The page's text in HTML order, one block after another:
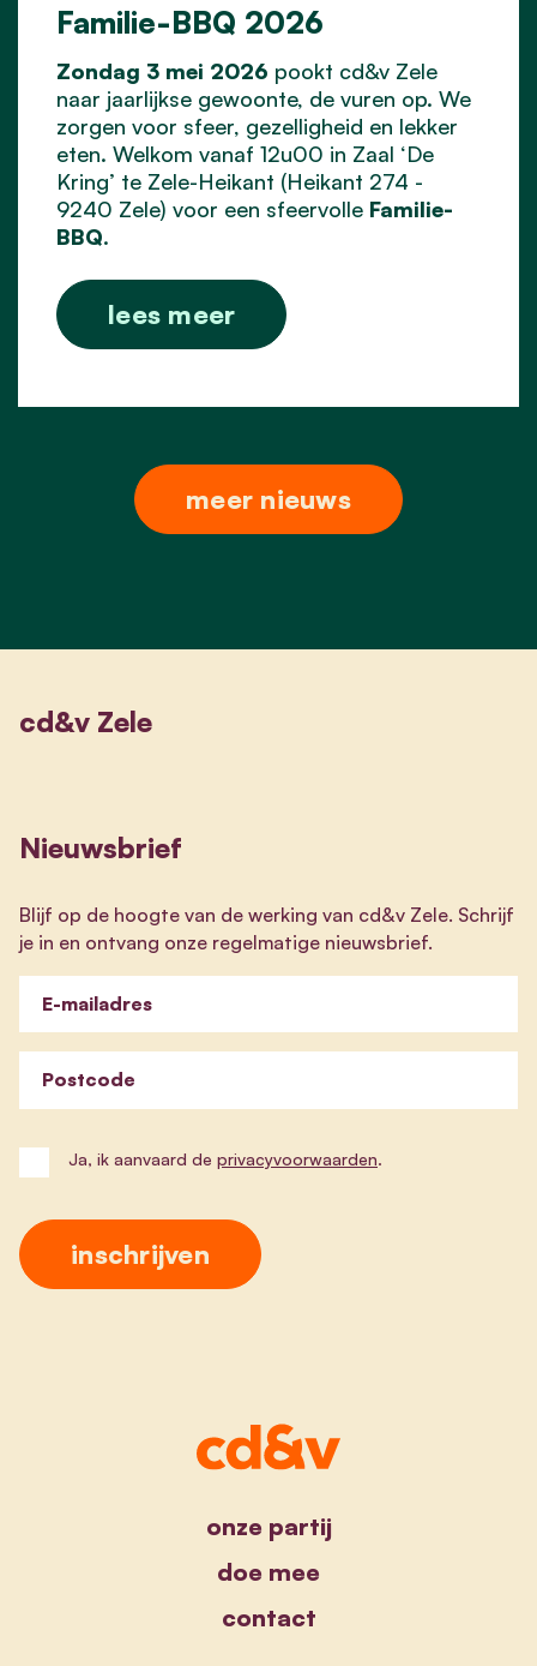
Familie-BBQ 2026
Zondag 3 mei 2026 pookt cd&v Zele
naar jaarlijkse gewoonte, de vuren op. We
zorgen voor sfeer, gezelligheid en lekker
eten. Welkom vanaf 12u00 in Zaal ‘De
Kring’ te Zele-Heikant (Heikant 274 -
9240 Zele) voor een sfeervolle Familie-
BBQ.
lees meer
meer nieuws
cd&v Zele
Nieuwsbrief
Blijf op de hoogte van de werking van cd&v Zele. Schrijf
je in en ontvang onze regelmatige nieuwsbrief.
E-mailadres
Postcode
Ja, ik aanvaard de privacyvoorwaarden.
onze partij
doe mee
contact